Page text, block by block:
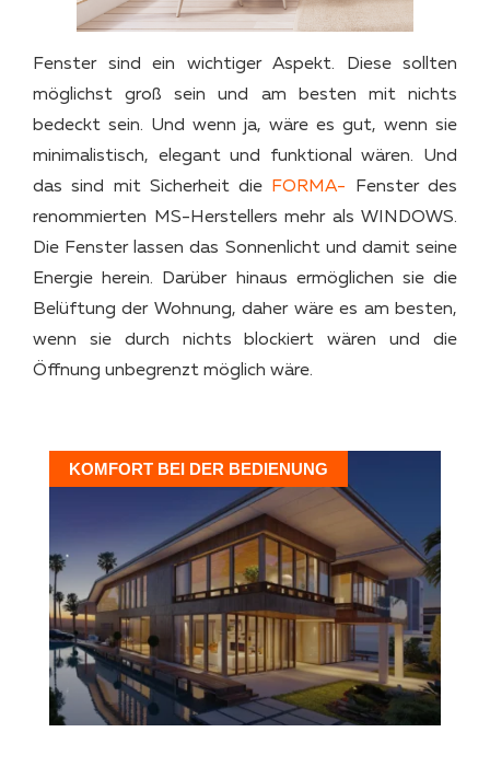
Fenster sind ein wichtiger Aspekt. Diese sollten
möglichst groß sein und am besten mit nichts
bedeckt sein. Und wenn ja, wäre es gut, wenn sie
minimalistisch, elegant und funktional wären. Und
das sind mit Sicherheit die
FORMA- Fenster des
renommierten MS-Herstellers mehr als WINDOWS.
Die Fenster lassen das Sonnenlicht und damit seine
Energie herein. Darüber hinaus ermöglichen sie die
Belüftung der Wohnung, daher wäre es am besten,
wenn sie durch nichts blockiert wären und die
Öffnung unbegrenzt möglich wäre.
KOMFORT BEI DER BEDIENUNG